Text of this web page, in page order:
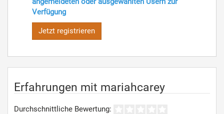
Verfügung
Jetzt registrieren
Erfahrungen mit mariahcarey
Durchschnittliche Bewertung: